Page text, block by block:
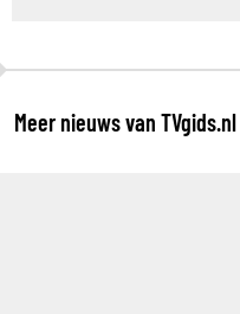
Meer nieuws van TVgids.nl